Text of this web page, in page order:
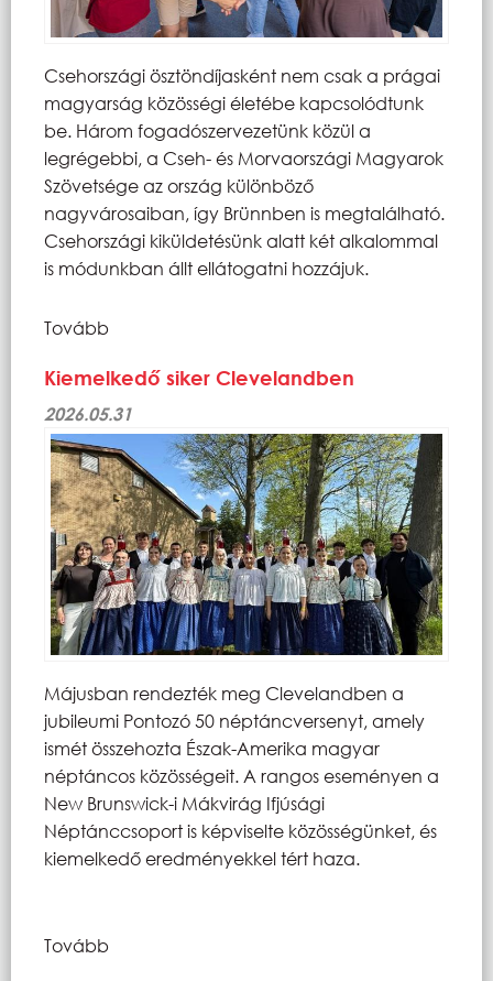
Csehországi ösztöndíjasként nem csak a prágai
magyarság közösségi életébe kapcsolódtunk
be. Három fogadószervezetünk közül a
legrégebbi, a Cseh- és Morvaországi Magyarok
Szövetsége az ország különböző
nagyvárosaiban, így Brünnben is megtalálható.
Csehországi kiküldetésünk alatt két alkalommal
is módunkban állt ellátogatni hozzájuk.
Tovább
Kiemelkedő siker Clevelandben
2026.05.31
Májusban rendezték meg Clevelandben a
jubileumi Pontozó 50 néptáncversenyt, amely
ismét összehozta Észak-Amerika magyar
néptáncos közösségeit. A rangos eseményen a
New Brunswick-i Mákvirág Ifjúsági
Néptánccsoport is képviselte közösségünket, és
kiemelkedő eredményekkel tért haza.
Tovább